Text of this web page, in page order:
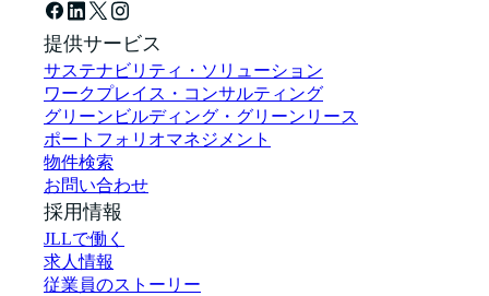
提供サービス
サステナビリティ・ソリューション
ワークプレイス・コンサルティング
グリーンビルディング・グリーンリース
ポートフォリオマネジメント
物件検索
お問い合わせ
採用情報
JLLで働く
求人情報
従業員のストーリー